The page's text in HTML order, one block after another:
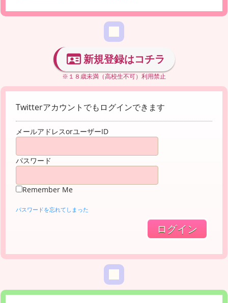
新規登録はコチラ
※１８歳未満（高校生不可）利用禁止
Twitterアカウントでもログインできます
メールアドレスorユーザーID
パスワード
Remember Me
パスワードを忘れてしまった